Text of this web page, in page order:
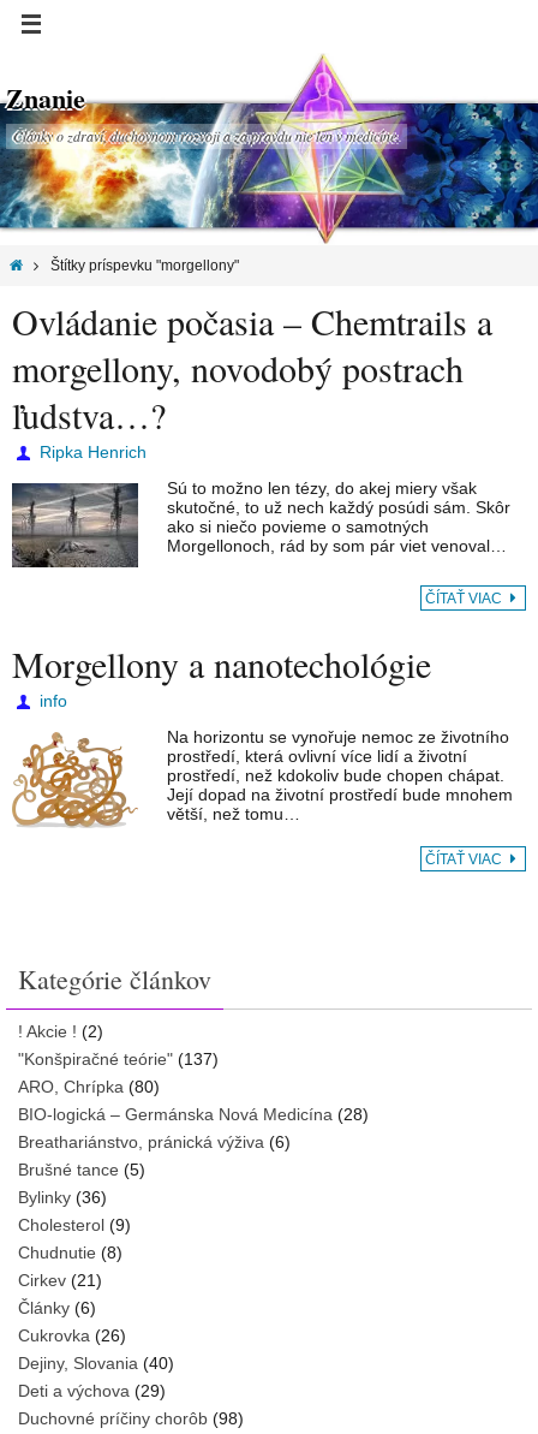
Znanie
Články o zdraví, duchovnom rozvoji a za pravdu nie len v medicíne.
Štítky príspevku "morgellony"
Ovládanie počasia – Chemtrails a
morgellony, novodobý postrach
ľudstva…?
Ripka Henrich
Sú to možno len tézy, do akej miery však
skutočné, to už nech každý posúdi sám. Skôr
ako si niečo povieme o samotných
Morgellonoch, rád by som pár viet venoval…
ČÍTAŤ VIAC
Morgellony a nanotechológie
info
Na horizontu se vynořuje nemoc ze životního
prostředí, která ovlivní více lidí a životní
prostředí, než kdokoliv bude chopen chápat.
Její dopad na životní prostředí bude mnohem
větší, než tomu…
ČÍTAŤ VIAC
Kategórie článkov
! Akcie ! (2)
"Konšpiračné teórie" (137)
ARO, Chrípka (80)
BIO-logická – Germánska Nová Medicína (28)
Breathariánstvo, pránická výživa (6)
Brušné tance (5)
Bylinky (36)
Cholesterol (9)
Chudnutie (8)
Cirkev (21)
Články (6)
Cukrovka (26)
Dejiny, Slovania (40)
Deti a výchova (29)
Duchovné príčiny chorôb (98)